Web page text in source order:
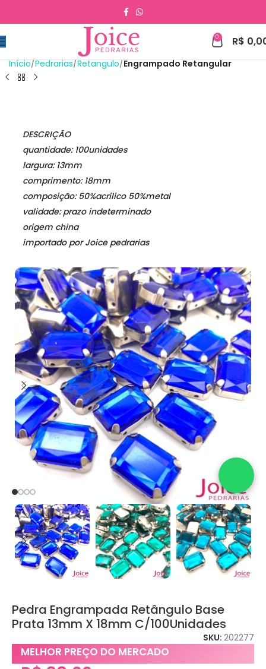
0 R$
Início Pedrarias Retangulo Engrampado Retangular
DESCRIÇÃO
quantidade: 100unidades
largura: 13mm
comprimento: 18mm
composição: 50%acrilico 50%metal
validade: prazo indeterminado
origem china
importado por Joice pedrarias
Pedra Engrampada Retângulo Base
Prata 13mm X 18mm C/100Unidades
SKU: 202277
MELHOR PREÇO DO MERCADO